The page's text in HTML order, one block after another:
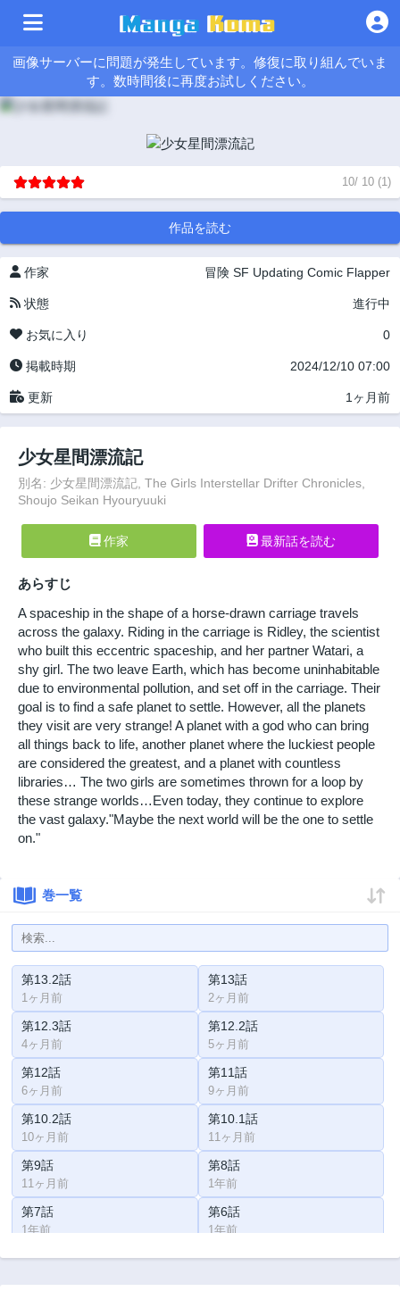
画像サーバーに問題が発生しています。修復に取り組んでいま
す。数時間後に再度お試しください。
10/ 10 (1)
作品を読む
作家 冒険 SF Updating Comic Flapper
状態 進行中
お気に入り 0
掲載時期 2024/12/10 07:00
更新 1ヶ月前
少女星間漂流記
別名: 少女星間漂流記, The Girls Interstellar Drifter Chronicles,
Shoujo Seikan Hyouryuuki
作家 最新話を読む
あらすじ
A spaceship in the shape of a horse-drawn carriage travels
across the galaxy. Riding in the carriage is Ridley, the scientist
who built this eccentric spaceship, and her partner Watari, a
shy girl. The two leave Earth, which has become uninhabitable
due to environmental pollution, and set off in the carriage. Their
goal is to find a safe planet to settle. However, all the planets
they visit are very strange! A planet with a god who can bring
all things back to life, another planet where the luckiest people
are considered the greatest, and a planet with countless
libraries… The two girls are sometimes thrown for a loop by
these strange worlds…Even today, they continue to explore
the vast galaxy."Maybe the next world will be the one to settle
on."
巻一覧
第13.2話
1ヶ月前
第13話
2ヶ月前
第12.3話
4ヶ月前
第12.2話
5ヶ月前
第12話
6ヶ月前
第11話
9ヶ月前
第10.2話
10ヶ月前
第10.1話
11ヶ月前
第9話
11ヶ月前
第8話
1年前
第7話
1年前
第6話
1年前
第5話 第4話